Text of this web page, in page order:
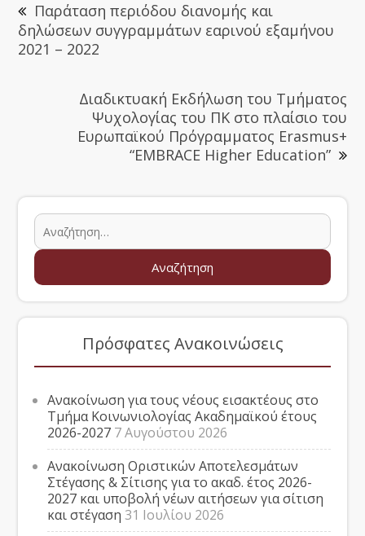
Παράταση περιόδου διανομής και
δηλώσεων συγγραμμάτων εαρινού εξαμήνου
2021 – 2022
Διαδικτυακή Εκδήλωση του Τμήματος
Ψυχολογίας του ΠΚ στο πλαίσιο του
Ευρωπαϊκού Πρόγραμματος Erasmus+
“EMBRACE Higher Education”
Πρόσφατες Ανακοινώσεις
Ανακοίνωση για τους νέους εισακτέους στο
Τμήμα Κοινωνιολογίας Ακαδημαϊκού έτους
2026-2027 7 Αυγούστου 2026
Ανακοίνωση Οριστικών Αποτελεσμάτων
Στέγασης & Σίτισης για το ακαδ. έτος 2026-
2027 και υποβολή νέων αιτήσεων για σίτιση
και στέγαση 31 Ιουλίου 2026